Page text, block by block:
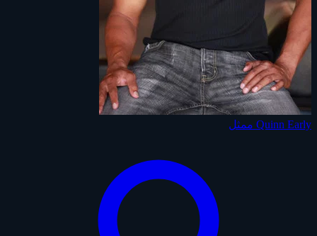
Quinn Early ممثل